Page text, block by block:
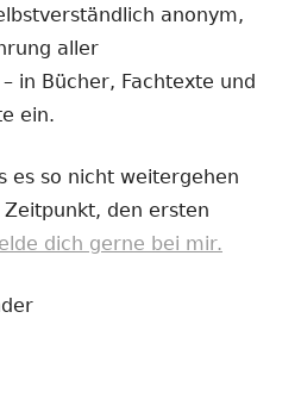
Fenster
öffnen
anonym,
aller
in Bücher, Fachtexte und
ein.
es so nicht weitergehen
den ersten
dich gerne bei mir.